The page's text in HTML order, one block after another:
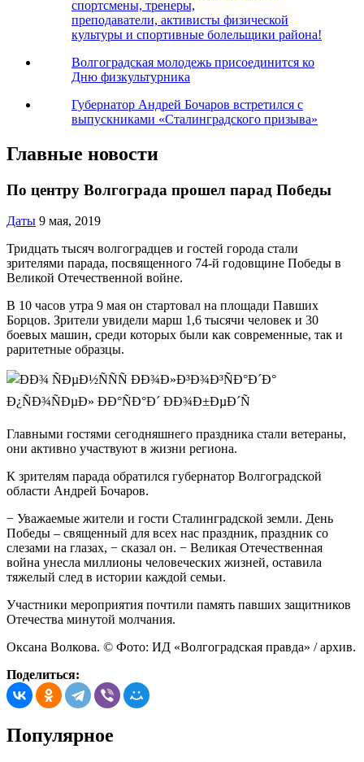
спортсмены, тренеры,
преподаватели, активисты физической
культуры и спортивные болельщики района!
Волгоградская молодежь присоединится ко
Дню физкультурника
Губернатор Андрей Бочаров встретился с
выпускниками «Сталинградского призыва»
Главные новости
По центру Волгограда прошел парад Победы
Даты 9 мая, 2019
Тридцать тысяч волгоградцев и гостей города стали
зрителями парада, посвященного 74-й годовщине Победы в
Великой Отечественной войне.
В 10 часов утра 9 мая он стартовал на площади Павших
Борцов. Зрители увидели марш 1,6 тысячи человек и 30
боевых машин, среди которых были как современные, так и
раритетные образцы.
Главными гостями сегодняшнего праздника стали ветераны,
они активно участвуют в жизни региона.
К зрителям парада обратился губернатор Волгоградской
области Андрей Бочаров.
− Уважаемые жители и гости Сталинградской земли. День
Победы – священный для всех нас праздник, праздник со
слезами на глазах, − сказал он. − Великая Отечественная
война унесла миллионы человеческих жизней, оставила
тяжелый след в истории каждой семьи.
Участники мероприятия почтили память павших защитников
Отечества минутой молчания.
Оксана Волкова. © Фото: ИД «Волгоградская правда» / архив.
Поделиться:
Популярное